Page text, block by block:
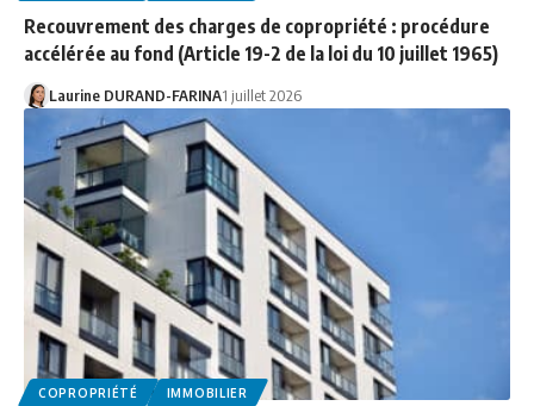
Recouvrement des charges de copropriété : procédure
accélérée au fond (Article 19-2 de la loi du 10 juillet 1965)
Laurine DURAND-FARINA1 juillet 2026
COPROPRIÉTÉ IMMOBILIER